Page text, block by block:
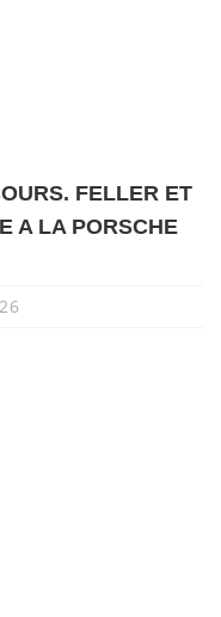
FELLER ET
A LA PORSCHE